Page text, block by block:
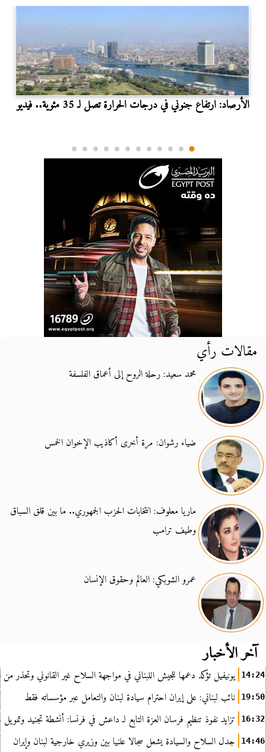
الأرصاد: ارتفاع جنوني في درجات الحرارة تصل لـ 35 مئوية.. فيديو
مقالات رأي
محمد سعيد: رحلة الروح إلى أعماق الفلسفة
ضياء رشوان: مرة أخرى أكاذيب الإخوان الخمس
ماريا معلوف: انتخابات الحزب الجمهوري.. ما بين قلق السباق
وطيف ترامب
عمرو الشوبكي: العالم وحقوق الإنسان
آخر الأخبار
14:24 يونيفيل تؤكد دعمها للجيش اللبناني في مواجهة السلاح غير القانوني وتحذر من
19:50 نائب لبناني: على إيران احترام سيادة لبنان والتعامل عبر مؤسساته فقط
16:32 تزايد نفوذ تنظيم فرسان العزة التابع لـ داعش في فرنسا: أنشطة تجنيد
14:46 جدل السلاح والسيادة يشعل سجالا علنيا بين وزيري خارجية لبنان وإيران